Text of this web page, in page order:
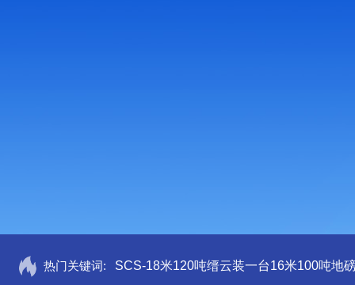
热门关键词: SCS-18米120吨缙云装一台16米100吨地